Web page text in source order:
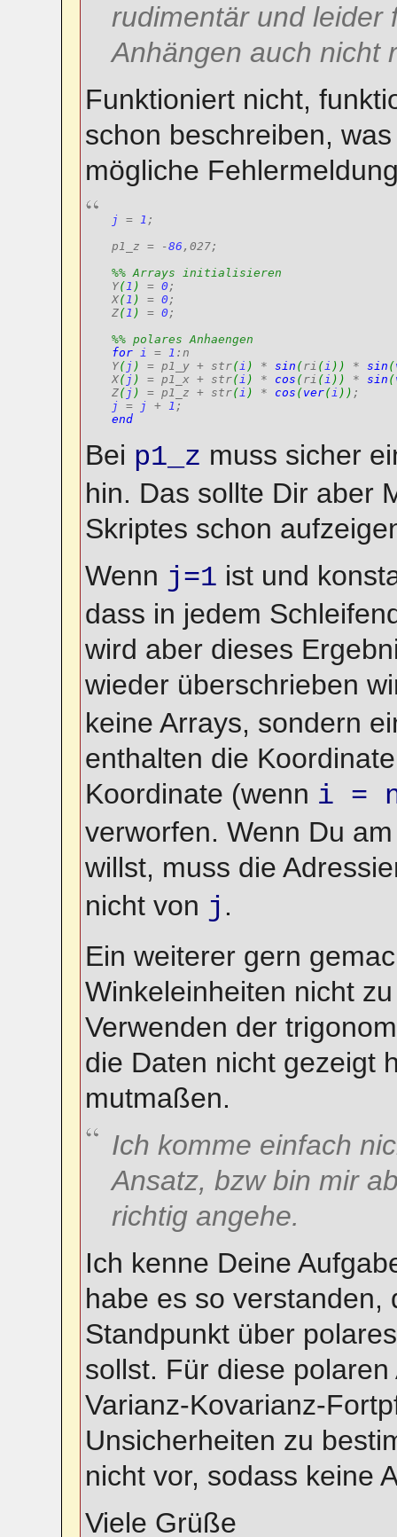
rudimentär und leider
Anhängen auch nicht
Funktioniert nicht,
schon beschreiben,
mögliche
j = 1 ;
p1_z = -86 ,027;
%% Arrays initialisieren
Y(1 ) = 0;
X(1 ) = 0;
Z(1 ) = 0;
%% polares Anhaengen
for i = 1 :n
Y( j ) = p1_y + str(i ) * sin (ri (i ) ) * sin (
X( j ) = p1_x + str(i ) * cos (ri (i ) ) * sin (
Z( j ) = p1_z + str(i ) * cos (ver(i ) )
j
= j + 1
end
Bei p1_z muss sicher
hin. Das sollte Dir aber
Skriptes schon
Wenn j=1 ist und
dass in jedem
wird aber dieses
wieder überschrieben
keine Arrays, sondern
enthalten die
Koordinate (wenn i =
verworfen. Wenn Du
willst, muss die
nicht von j .
Ein weiterer gern
Winkeleinheiten nicht
Verwenden der
die Daten nicht gezeigt
mutmaßen.
Ich komme einfach
Ansatz, bzw bin mir
richtig angehe.
Ich kenne Deine
habe es so verstanden,
Standpunkt über
sollst. Für diese
Varianz-Kovarianz-
Unsicherheiten zu
nicht vor, sodass keine
Viele Grüße